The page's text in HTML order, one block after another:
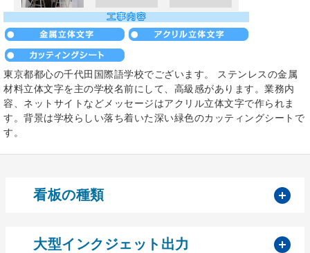
東京都都心の千代田国際語学校でございます。 ステンレスの金属
材料立体文字を主の学校名前にして、高級感があります。業務内
容、ネットサイトなどメッセージはアクリル立体文字で作られま
す。背景は学校らしい落ち着いた深い緑色のカッティングシートで
す。
看板の種類
大型インクジェット出力